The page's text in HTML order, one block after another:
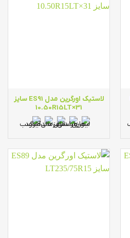
لاستیک اورگرین مدل ES91 سایز
31×10.50R15LT